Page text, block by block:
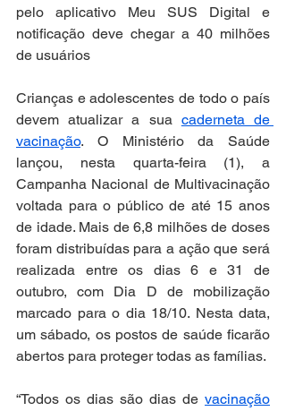
pelo aplicativo Meu SUS Digital e
notificação deve chegar a 40 milhões
de usuários
Crianças e adolescentes de todo o país
devem atualizar a sua caderneta de
vacinação. O Ministério da Saúde
lançou, nesta quarta-feira (1), a
Campanha Nacional de Multivacinação
voltada para o público de até 15 anos
de idade. Mais de 6,8 milhões de doses
foram distribuídas para a ação que será
realizada entre os dias 6 e 31 de
outubro, com Dia D de mobilização
marcado para o dia 18/10. Nesta data,
um sábado, os postos de saúde ficarão
abertos para proteger todas as famílias.
“Todos os dias são dias de vacinação